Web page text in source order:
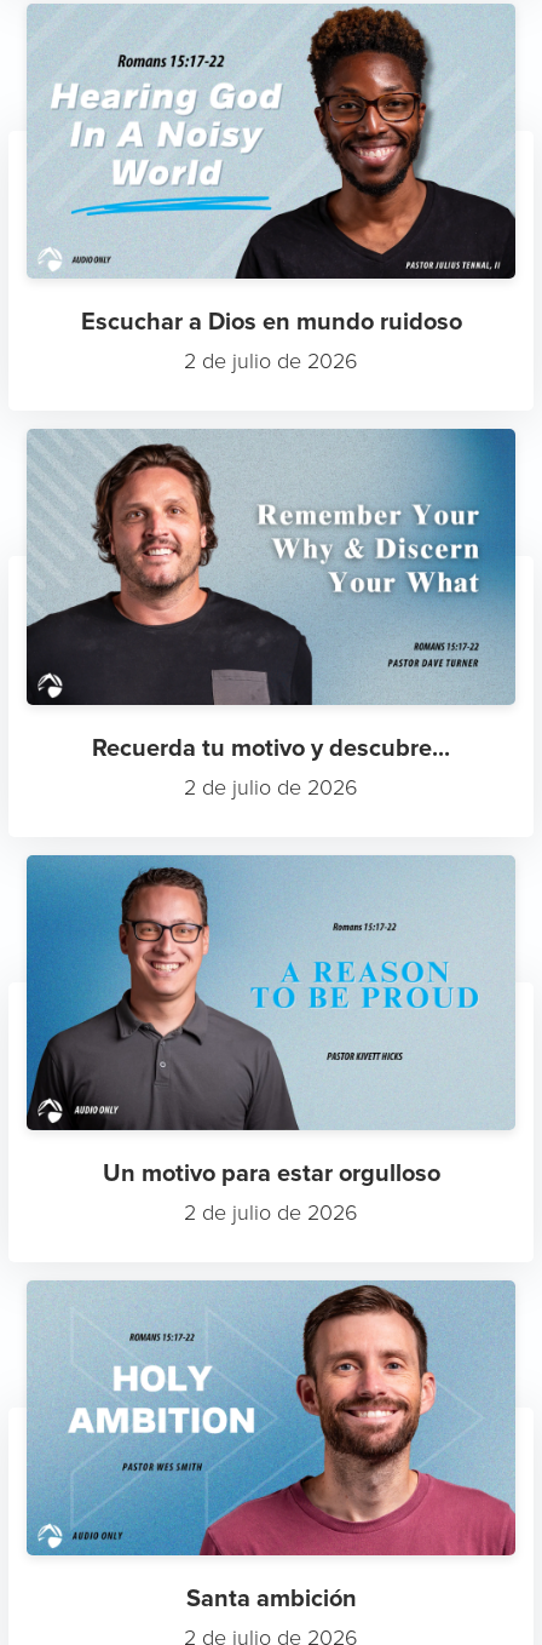
Escuchar a Dios en mundo ruidoso
2 de julio de 2026
Recuerda tu motivo y descubre...
2 de julio de 2026
Un motivo para estar orgulloso
2 de julio de 2026
Santa ambición
2 de julio de 2026